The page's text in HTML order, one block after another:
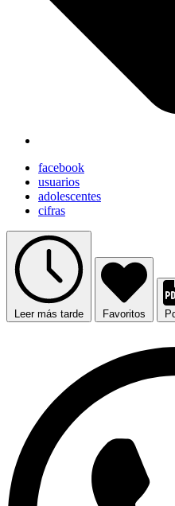
facebook
usuarios
adolescentes
cifras
Leer más tarde Favoritos